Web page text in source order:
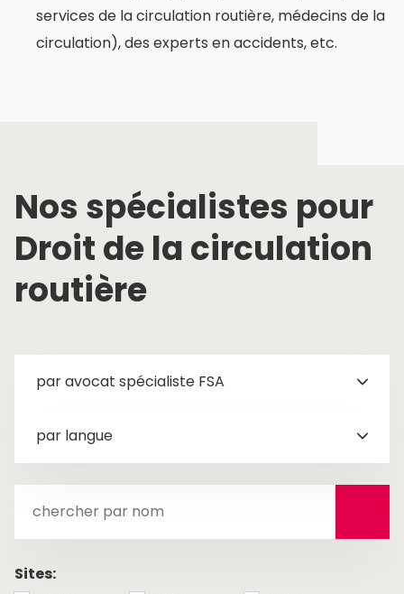
services de la circulation routière, médecins de la
circulation), des experts en accidents, etc.
Nos spécialistes pour
Droit de la circulation
routière
par avocat spécialiste FSA
par langue
par
Sites: